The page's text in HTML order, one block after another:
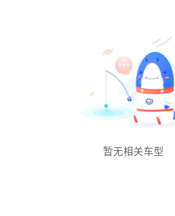
暂无相关车型